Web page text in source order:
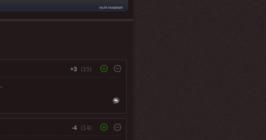
nicht moderiert
+3 (15)
-4 (14)